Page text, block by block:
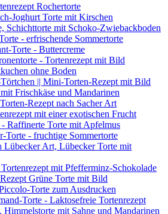
Rochertorte
Joghurt Torte mit Kirschen
Schichttorte mit Schoko-Zwiebackboden
- erfrischende Sommertorte
Torte - Buttercreme
- Tortenrezept mit Bild
ohne Boden
|| Mini-Torten-Rezept mit Bild
Frischkäse und Mandarinen
Rezept nach Sacher Art
mit einer exotischen Frucht
Raffinerte Torte mit Apfelmus
Torte - fruchtige Sommertorte
Lübecker Art, Lübecker Torte mit
mit Pfefferminz-Schokolade
Grüne Torte mit Bild
Torte zum Ausdrucken
Torte - Laktosefreie Tortenrezept
Himmelstorte mit Sahne und Mandarinen